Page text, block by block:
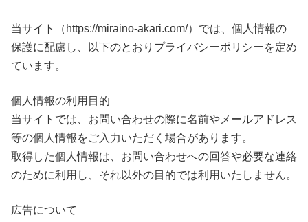
当サイト（https://miraino-akari.com/）では、個人情報の
保護に配慮し、以下のとおりプライバシーポリシーを定め
ています。
個人情報の利用目的
当サイトでは、お問い合わせの際に名前やメールアドレス
等の個人情報をご入力いただく場合があります。
取得した個人情報は、お問い合わせへの回答や必要な連絡
のために利用し、それ以外の目的では利用いたしません。
広告について